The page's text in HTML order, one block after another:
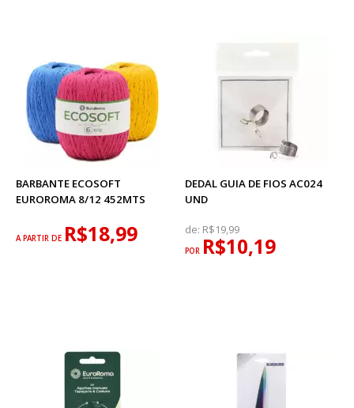
BARBANTE ECOSOFT
EUROROMA 8/12 452MTS
A PARTIR DE R$18,99
DEDAL GUIA DE FIOS AC024
UND
de: R$19,99
POR R$10,19